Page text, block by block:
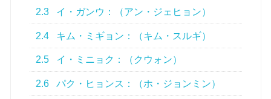
2.3 イ・ガンウ：（アン・ジェヒョン）
2.4 キム・ミギョン：（キム・スルギ）
2.5 イ・ミニョク：（クウォン）
2.6 パク・ヒョンス：（ホ・ジョンミン）